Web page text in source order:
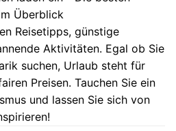
Reisetipps, günstige
Aktivitäten. Egal ob Sie
suchen, Urlaub steht für
Preisen. Tauchen Sie ein
und lassen Sie sich von